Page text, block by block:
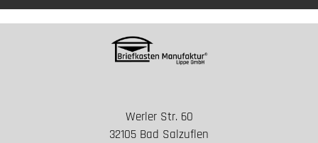
Werler Str. 60
32105 Bad Salzuflen